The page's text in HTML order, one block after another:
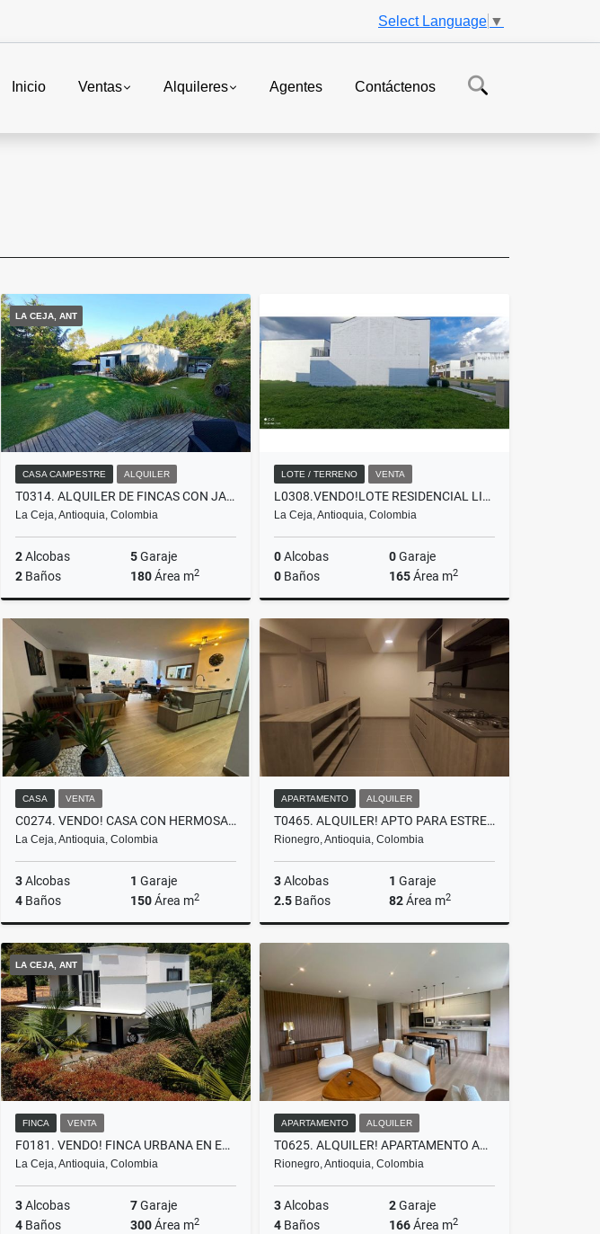
Select Language ▼
Inicio Ventas Alquileres Agentes Contáctenos
LA CEJA, ANT
CASA CAMPESTRE ALQUILER
T0314. ALQUILER DE FINCAS CON JACUZZI EN EXCELENTE SECTOR DE LA CEJA
La Ceja, Antioquia, Colombia
2Alcobas 5Garaje
2 Baños 180Área m2
Alquiler
LOTE / TERRENO VENTA
L0308.VENDO!LOTE RESIDENCIAL LISTO PARA CONSTRUIR EN LLANO GRANDE
La Ceja, Antioquia, Colombia
0Alcobas 0Garaje
0 Baños 165Área m2
Venta
$420.000.000
CASA VENTA
C0274. VENDO! CASA CON HERMOSA VISTA Y ACABADOS EN LA CEJA
La Ceja, Antioquia, Colombia
3Alcobas 1 Garaje
4 Baños 150Área m2
Venta
$750.000.000
APARTAMENTO ALQUILER
T0465. ALQUILER! APTO PARA ESTRENAR EN UNIDAD CERRADA EN RIONEGRO, ANT
Rionegro, Antioquia, Colombia
3Alcobas 1 Garaje
2.5 Baños 82Área m2
LA CEJA, ANT
FINCA VENTA
F0181. VENDO! FINCA URBANA EN EXCELENTE AMBIENTE CAMPESTRE LA CEJA
La Ceja, Antioquia, Colombia
3Alcobas 7Garaje
4 Baños 300Área m2
APARTAMENTO ALQUILER
T0625. ALQUILER! APARTAMENTO AMOBLADO EN LLANOGRANDE
Rionegro, Antioquia, Colombia
3Alcobas 2Garaje
4 Baños 166Área m2